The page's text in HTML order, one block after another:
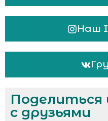
Наш
Поделиться
с друзьями